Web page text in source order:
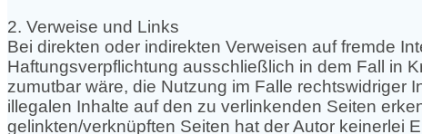
2. Verweise und Links
Bei direkten oder indirekten Verweisen auf fremde
Haftungsverpflichtung ausschließlich in dem Fall in
zumutbar wäre, die Nutzung im Falle rechtswidriger
illegalen Inhalte auf den zu verlinkenden Seiten
gelinkten/verknüpften Seiten hat der Autor keinerlei